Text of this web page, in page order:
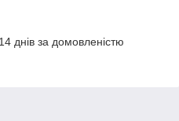
днів за домовленістю